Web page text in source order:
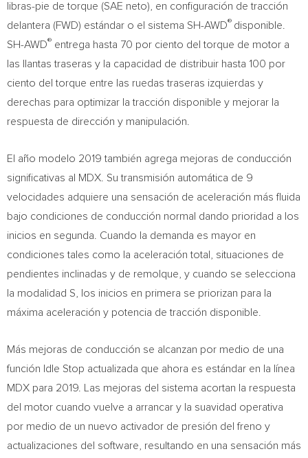
libras-pie de torque (SAE neto), en configuración de tracción
delantera (FWD) estándar o el sistema SH-AWD® disponible.
SH-AWD® entrega hasta 70 por ciento del torque de motor a
las llantas traseras y la capacidad de distribuir hasta 100 por
ciento del torque entre las ruedas traseras izquierdas y
derechas para optimizar la tracción disponible y mejorar la
respuesta de dirección y manipulación.
El año modelo 2019 también agrega mejoras de conducción
significativas al MDX. Su transmisión automática de 9
velocidades adquiere una sensación de aceleración más fluida
bajo condiciones de conducción normal dando prioridad a los
inicios en segunda. Cuando la demanda es mayor en
condiciones tales como la aceleración total, situaciones de
pendientes inclinadas y de remolque, y cuando se selecciona
la modalidad S, los inicios en primera se priorizan para la
máxima aceleración y potencia de tracción disponible.
Más mejoras de conducción se alcanzan por medio de una
función Idle Stop actualizada que ahora es estándar en la línea
MDX para 2019. Las mejoras del sistema acortan la respuesta
del motor cuando vuelve a arrancar y la suavidad operativa
por medio de un nuevo activador de presión del freno y
actualizaciones del software, resultando en una sensación más